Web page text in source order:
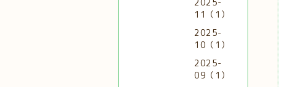
11（1）
2025-
10（1）
2025-
09（1）